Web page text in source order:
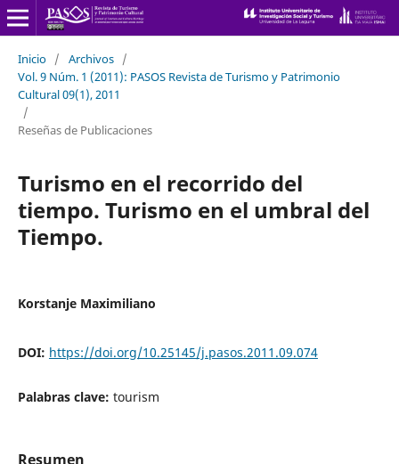
Inicio / Archivos /
Vol. 9 Núm. 1 (2011): PASOS Revista de Turismo y Patrimonio
Cultural 09(1), 2011
/
Reseñas de Publicaciones
Turismo en el recorrido del
tiempo. Turismo en el umbral del
Tiempo.
Korstanje Maximiliano
DOI: https://doi.org/10.25145/j.pasos.2011.09.074
Palabras clave: tourism
Resumen